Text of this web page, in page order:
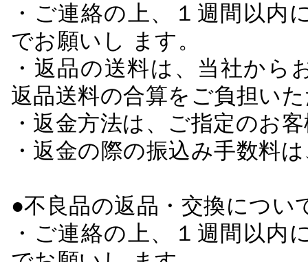
・ご連絡の上、１週間以
でお願いし ます。
・返品の送料は、当社か
返品送料の合算をご負担い
・返金方法は、ご指定のお
・返金の際の振込み手数料
●不良品の返品・交換につい
・ご連絡の上、１週間以